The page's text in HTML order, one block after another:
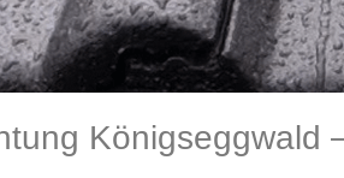
Königseggwald